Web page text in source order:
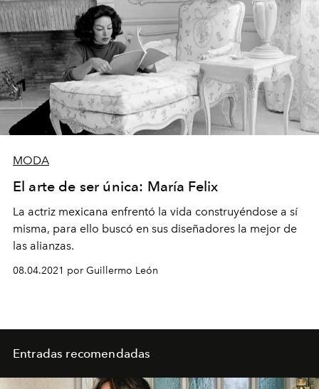
MODA
El arte de ser única: María Felix
La actriz mexicana enfrentó la vida construyéndose a sí
misma, para ello buscó en sus diseñadores la mejor de
las alianzas.
08.04.2021 por Guillermo León
Entradas recomendadas